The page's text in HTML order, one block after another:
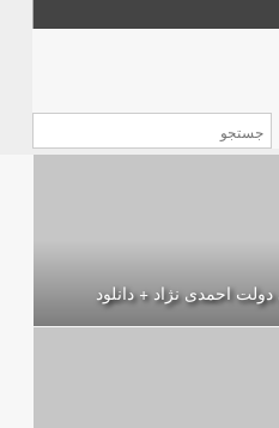
احمدی نژاد + دانلود